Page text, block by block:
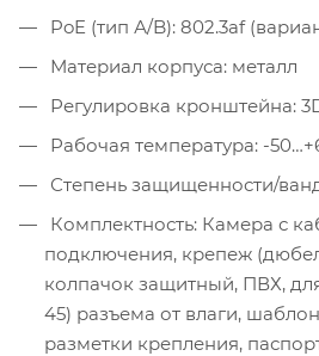
PoE (тип А/B): 802.3af
Материал корпуса: металл
Регулировка кронштейна:
Рабочая температура: -
Степень защищенности/
Комплектность: Камера с
подключения, крепеж
колпачок защитный, ПВХ,
45) разъема от влаги,
разметки крепления,